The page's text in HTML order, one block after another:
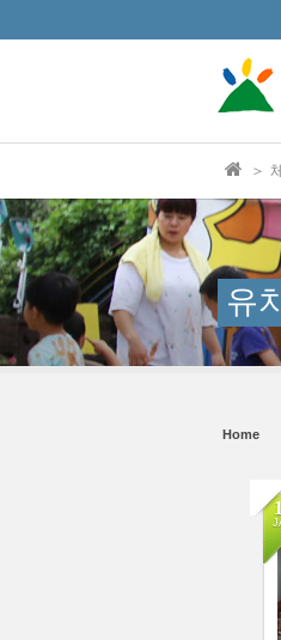
＞
유
Home
Sketchbook5,
Sketchbook5,
Sketchbook5,
Sketchbook5,